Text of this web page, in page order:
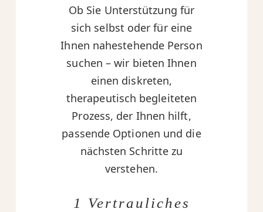
Ob Sie Unterstützung für
sich selbst oder für eine
Ihnen nahestehende Person
suchen – wir bieten Ihnen
einen diskreten,
therapeutisch begleiteten
Prozess, der Ihnen hilft,
passende Optionen und die
nächsten Schritte zu
verstehen.
1 Vertrauliches